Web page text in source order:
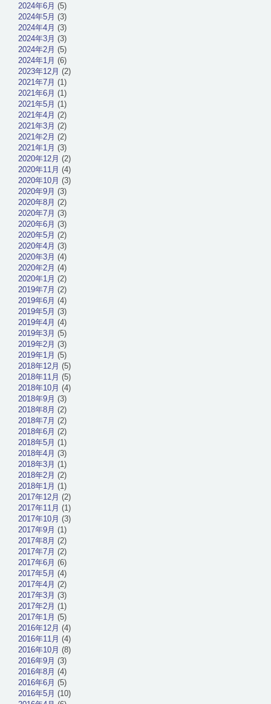
2024年6月 (5)
2024年5月 (3)
2024年4月 (3)
2024年3月 (3)
2024年2月 (5)
2024年1月 (6)
2023年12月 (2)
2021年7月 (1)
2021年6月 (1)
2021年5月 (1)
2021年4月 (2)
2021年3月 (2)
2021年2月 (2)
2021年1月 (3)
2020年12月 (2)
2020年11月 (4)
2020年10月 (3)
2020年9月 (3)
2020年8月 (2)
2020年7月 (3)
2020年6月 (3)
2020年5月 (2)
2020年4月 (3)
2020年3月 (4)
2020年2月 (4)
2020年1月 (2)
2019年7月 (2)
2019年6月 (4)
2019年5月 (3)
2019年4月 (4)
2019年3月 (5)
2019年2月 (3)
2019年1月 (5)
2018年12月 (5)
2018年11月 (5)
2018年10月 (4)
2018年9月 (3)
2018年8月 (2)
2018年7月 (2)
2018年6月 (2)
2018年5月 (1)
2018年4月 (3)
2018年3月 (1)
2018年2月 (2)
2018年1月 (1)
2017年12月 (2)
2017年11月 (1)
2017年10月 (3)
2017年9月 (1)
2017年8月 (2)
2017年7月 (2)
2017年6月 (6)
2017年5月 (4)
2017年4月 (2)
2017年3月 (3)
2017年2月 (1)
2017年1月 (5)
2016年12月 (4)
2016年11月 (4)
2016年10月 (8)
2016年9月 (3)
2016年8月 (4)
2016年6月 (5)
2016年5月 (10)